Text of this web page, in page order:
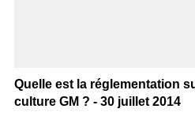
Quelle est la réglementation
culture GM ? - 30 juillet 2014